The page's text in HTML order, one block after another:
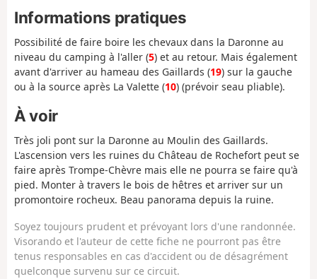
Informations pratiques
Possibilité de faire boire les chevaux dans la Daronne au
niveau du camping à l'aller (5) et au retour. Mais également
avant d'arriver au hameau des Gaillards (19) sur la gauche
ou à la source après La Valette (10) (prévoir seau pliable).
À voir
Très joli pont sur la Daronne au Moulin des Gaillards.
L'ascension vers les ruines du Château de Rochefort peut se
faire après Trompe-Chèvre mais elle ne pourra se faire qu'à
pied. Monter à travers le bois de hêtres et arriver sur un
promontoire rocheux. Beau panorama depuis la ruine.
Soyez toujours prudent et prévoyant lors d'une randonnée.
Visorando et l'auteur de cette fiche ne pourront pas être
tenus responsables en cas d'accident ou de désagrément
quelconque survenu sur ce circuit.